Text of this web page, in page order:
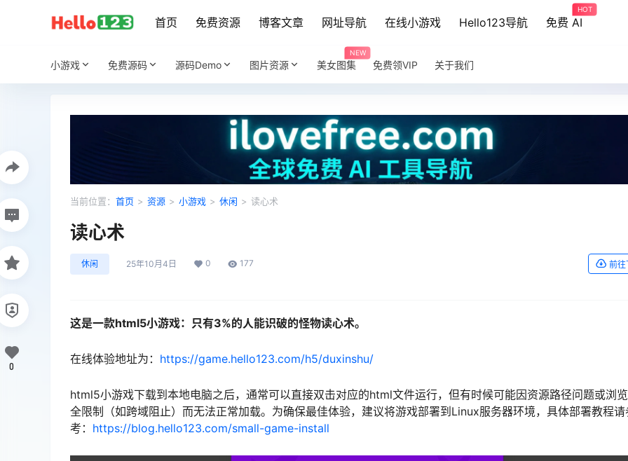
首页 免费资源 博客文章 网址导航 在线小游戏 Hello123导航 免费 AI
HOT
小游戏 免费源码 源码Demo 图片资源 美女图集
NEW
免费领VIP 关于我们
当前位置： 首页 > 资源 > 小游戏 > 休闲 > 读心术
读心术
休闲 25年10月4日 0 177 前往
这是一款html5小游戏：只有3%的人能识破的怪物读心术。
在线体验地址为： https://game.hello123.com/h5/duxinshu/
html5小游戏下载到本地电脑之后，通常可以直接双击对应的html文件运行，但有时候可能因资源路径问题或浏
全限制（如跨域阻止）而无法正常加载。为确保最佳体验，建议将游戏部署到Linux服务器环境，具体部署教程请
考： https://blog.hello123.com/small-game-install
0